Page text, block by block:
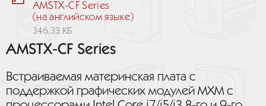
AMSTX-CF Series
(на английском языке)
346.33 КБ
AMSTX-CF Series
Встраиваемая материнская плата с
поддержкой графических модулей MXM с